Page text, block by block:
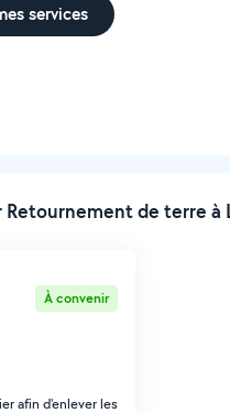
services
Retournement de terre
À convenir
afin d'enlever les